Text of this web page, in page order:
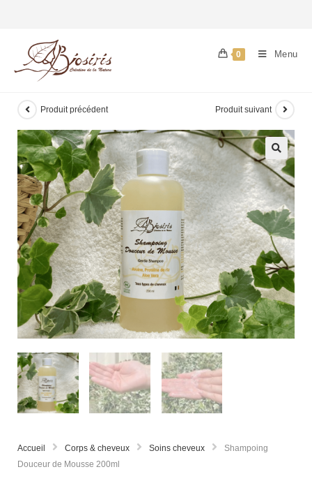
0 Menu
Produit précédent Produit suivant
Accueil Corps & cheveux Soins cheveux
Shampoing
Douceur de Mousse 200ml